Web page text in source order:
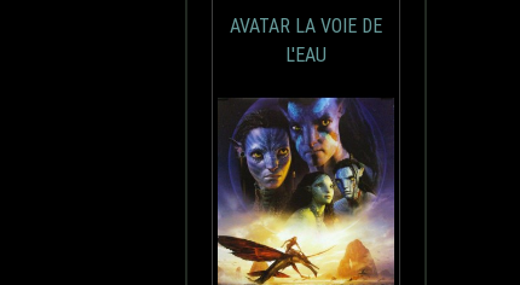
AVATAR LA VOIE DE
L'EAU